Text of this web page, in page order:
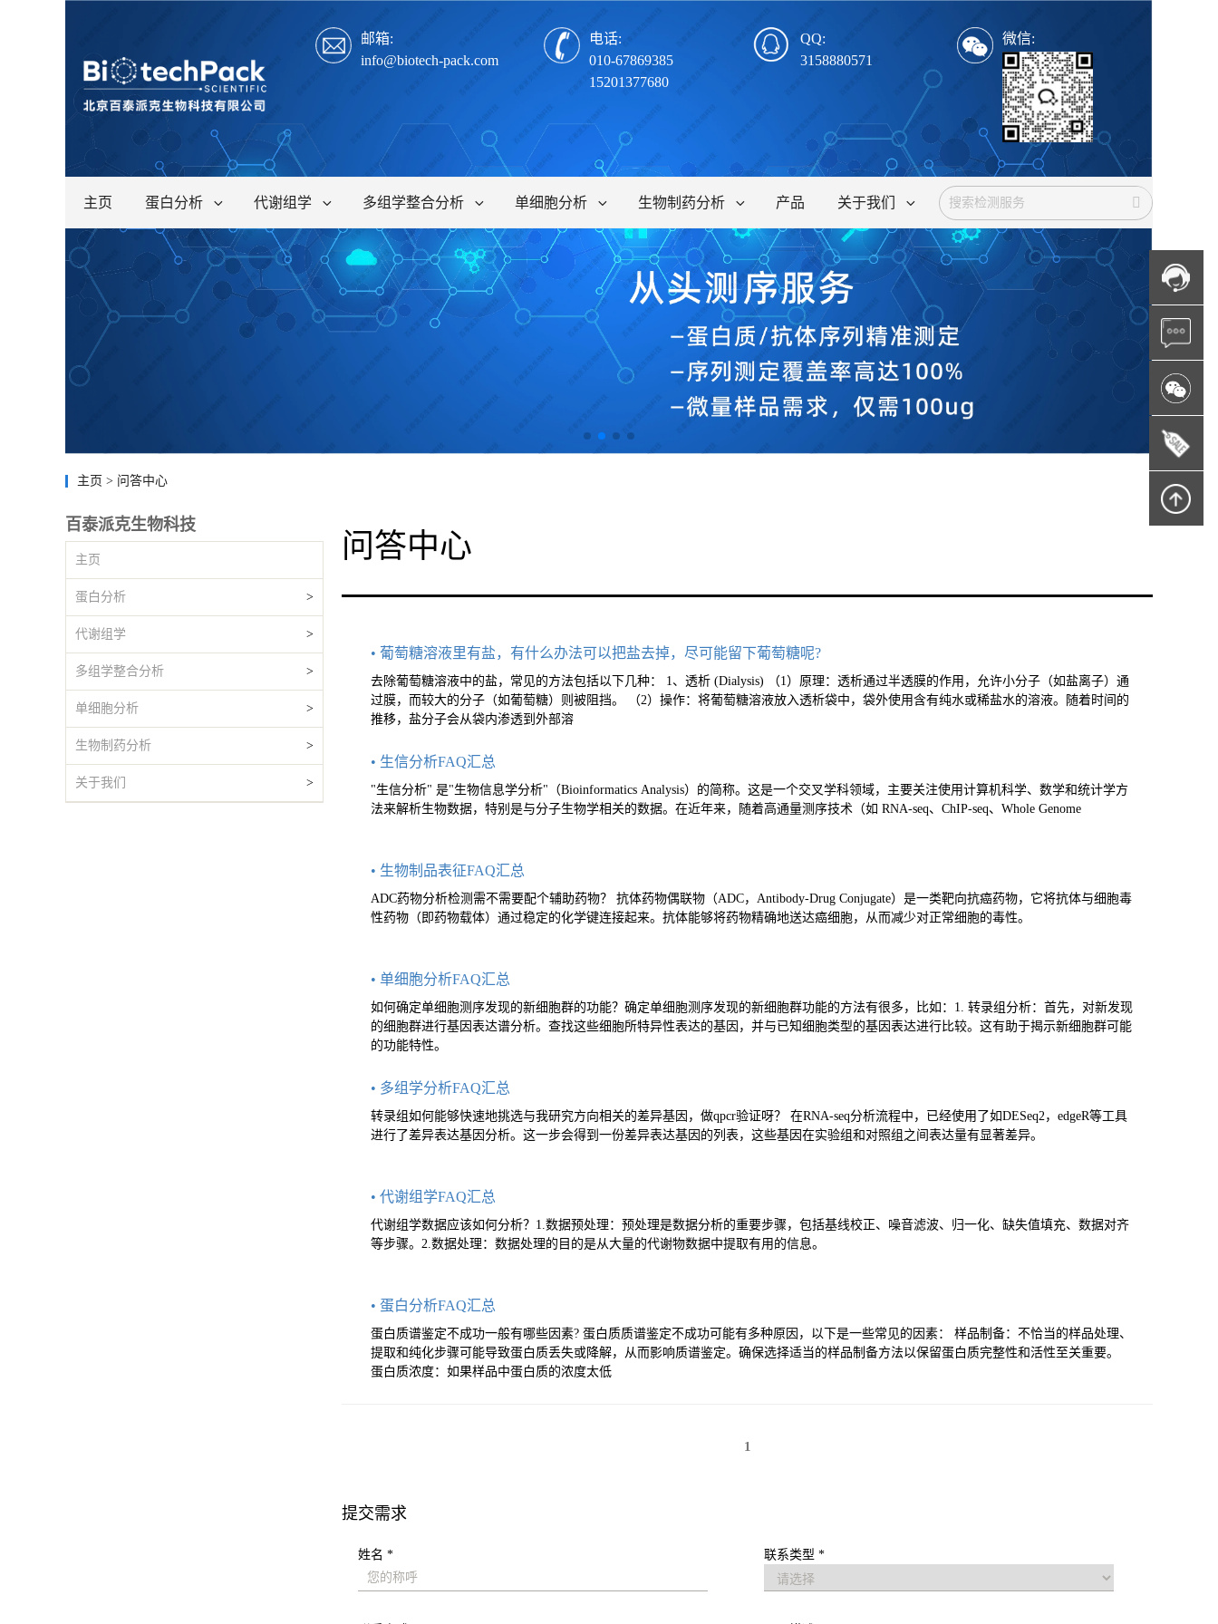
邮箱:
info@biotech-pack.com
电话:
010-67869385
15201377680
QQ:
3158880571
微信:
主页 蛋白分析 代谢组学 多组学整合分析 单细胞分析 生物制药分析 产品 关于我们
主页 > 问答中心
百泰派克生物科技
主页
蛋白分析 >
代谢组学 >
多组学整合分析 >
单细胞分析 >
生物制药分析 >
关于我们 >
问答中心
• 葡萄糖溶液里有盐，有什么办法可以把盐去掉，尽可能留下葡萄糖呢?
去除葡萄糖溶液中的盐，常见的方法包括以下几种： 1、透析 (Dialysis) （1）原理：透析通过半透膜的作用，允许小分子（如盐离子）通
过膜，而较大的分子（如葡萄糖）则被阻挡。 （2）操作：将葡萄糖溶液放入透析袋中，袋外使用含有纯水或稀盐水的溶液。随着时间的
推移，盐分子会从袋内渗透到外部溶
• 生信分析FAQ汇总
"生信分析" 是"生物信息学分析"（Bioinformatics Analysis）的简称。这是一个交叉学科领域，主要关注使用计算机科学、数学和统计学方
法来解析生物数据，特别是与分子生物学相关的数据。在近年来，随着高通量测序技术（如 RNA-seq、ChIP-seq、Whole Genome
• 生物制品表征FAQ汇总
ADC药物分析检测需不需要配个辅助药物？ 抗体药物偶联物（ADC，Antibody-Drug Conjugate）是一类靶向抗癌药物，它将抗体与细胞毒
性药物（即药物载体）通过稳定的化学键连接起来。抗体能够将药物精确地送达癌细胞，从而减少对正常细胞的毒性。
• 单细胞分析FAQ汇总
如何确定单细胞测序发现的新细胞群的功能？确定单细胞测序发现的新细胞群功能的方法有很多，比如：1. 转录组分析：首先，对新发现
的细胞群进行基因表达谱分析。查找这些细胞所特异性表达的基因，并与已知细胞类型的基因表达进行比较。这有助于揭示新细胞群可能
的功能特性。
• 多组学分析FAQ汇总
转录组如何能够快速地挑选与我研究方向相关的差异基因，做qpcr验证呀？ 在RNA-seq分析流程中，已经使用了如DESeq2，edgeR等工具
进行了差异表达基因分析。这一步会得到一份差异表达基因的列表，这些基因在实验组和对照组之间表达量有显著差异。
• 代谢组学FAQ汇总
代谢组学数据应该如何分析？1.数据预处理：预处理是数据分析的重要步骤，包括基线校正、噪音滤波、归一化、缺失值填充、数据对齐
等步骤。2.数据处理：数据处理的目的是从大量的代谢物数据中提取有用的信息。
• 蛋白分析FAQ汇总
蛋白质谱鉴定不成功一般有哪些因素? 蛋白质质谱鉴定不成功可能有多种原因，以下是一些常见的因素： 样品制备：不恰当的样品处理、
提取和纯化步骤可能导致蛋白质丢失或降解，从而影响质谱鉴定。确保选择适当的样品制备方法以保留蛋白质完整性和活性至关重要。
蛋白质浓度：如果样品中蛋白质的浓度太低
1
提交需求
姓名 * 联系类型 *